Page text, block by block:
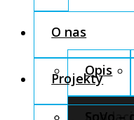
O nas
Opis
Projekty
SoVo –